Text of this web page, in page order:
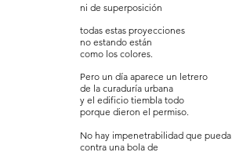
ni de superposición
todas estas proyecciones
no estando están
como los colores.
Pero un día aparece un letrero
de la curaduría urbana
y el edificio tiembla todo
porque dieron el permiso.
No hay impenetrabilidad que pueda
contra una bola de